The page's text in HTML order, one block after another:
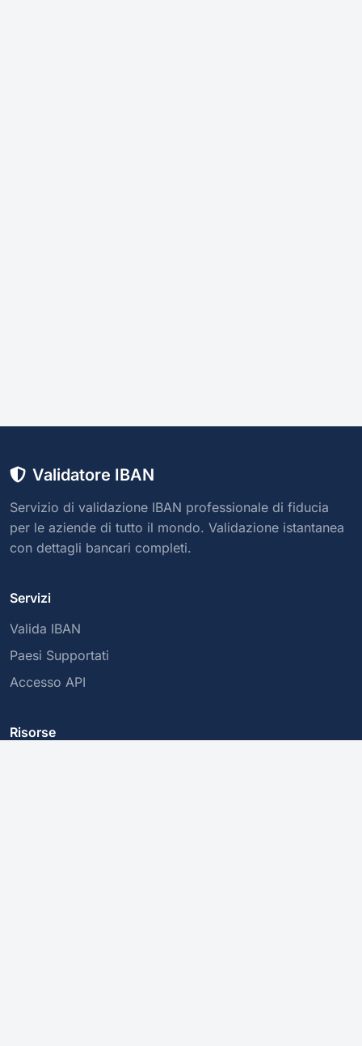
Validatore IBAN
Servizio di validazione IBAN professionale di fiducia
per le aziende di tutto il mondo. Validazione istantanea
con dettagli bancari completi.
Servizi
Valida IBAN
Paesi Supportati
Accesso API
Risorse